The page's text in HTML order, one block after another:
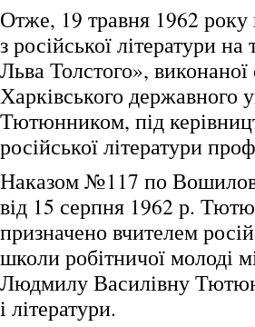
Отже, 19 травня 1962 року
з російської літератури
Льва Толстого»,
Харківського державного
Тютюнником, під
російської літератури
Наказом №117 по
від 15 серпня 1962 р.
призначено вчителем
школи робітничої молоді
Людмилу Василівну
і літератури.